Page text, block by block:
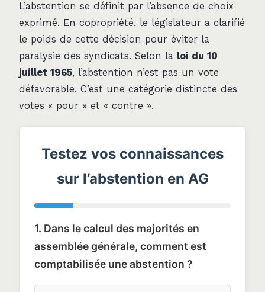
L’abstention se définit par l’absence de choix
exprimé. En copropriété, le législateur a clarifié
le poids de cette décision pour éviter la
paralysie des syndicats. Selon la loi du 10
juillet 1965, l’abstention n’est pas un vote
défavorable. C’est une catégorie distincte des
votes « pour » et « contre ».
Testez vos connaissances
sur l’abstention en AG
1. Dans le calcul des majorités en
assemblée générale, comment est
comptabilisée une abstention ?